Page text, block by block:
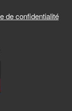
de confidentialité